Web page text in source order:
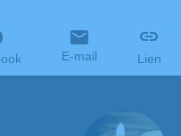
E-mail Lien